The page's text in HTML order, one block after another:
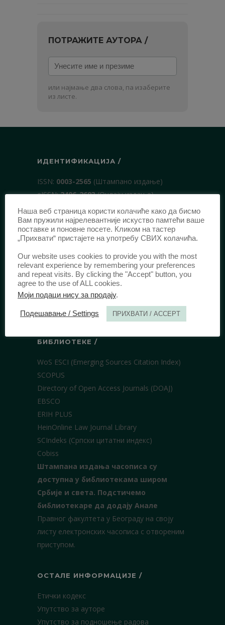
ПОТРАЖИТЕ АУТОРА /
Унесите
име
и
презиме
или најмање два слова, па изаберите
из листе.
ИДЕНТИФИКАЦИЈА /
ISSN: 0003-2565 (Штампано издање)
еISSN:2406-2693(Онлајн издање)
DOI: 10.51204/Anali_PFBU_1906
ИЗДАВАЧ /
Правни факултет Универзитета у
Београду
Булевар краља Александра 67
11000 Београд
Србија
БИБЛИОТЕКЕ /
WoS ESCI (Emerging Sources Citation Index)
SCOPUS
Directory of Open Access Journals (DOAJ)
EBSCO
ERIH PLUS
HeinOnline Law Journal Library
SCIndeks (Српски цитатни индекс)
Cobiss
Штампана издања часописа су
доступна у библиотекама широм
Србије и света. Подстичемо
библиотекаре да додају Анале
Правног факултета у Београду на своју
листу електронских часописа с отвореним
приступом.
ОСТАЛЕ ИНФОРМАЦИЈЕ /
Етички кодекс
Упутство за ауторе
Упутство за подношење радова
Наша веб страница користи колачиће како да бисмо
Вам пружили најрелевантније искуство памтећи ваше
поставке и поновне посете. Кликом на тастер
„Прихвати“ пристајете на употребу СВИХ колачића.
Our website uses cookies to provide you with the most
relevant experience by remembering your preferences
and repeat visits. By clicking the "Accept" button, you
agree to the use of ALL cookies.
Моји подаци нису за продају.
Подешавање / Settings ПРИХВАТИ / ACCEPT